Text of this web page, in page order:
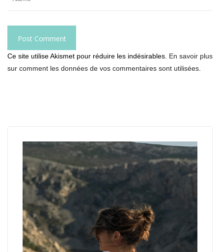
Ce site utilise Akismet pour réduire les indésirables. En savoir plus
sur comment les données de vos commentaires sont utilisées